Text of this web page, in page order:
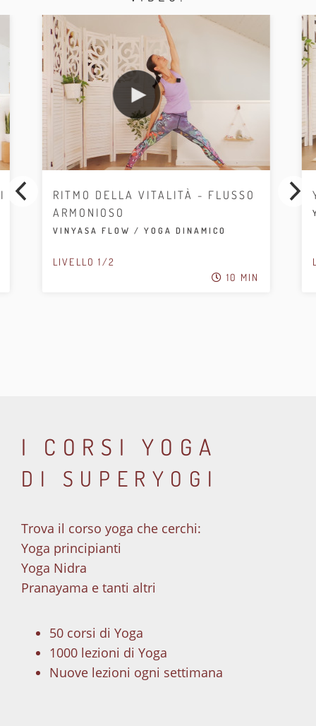
RITMO DELLA VITALITÀ - FLUSSO
ARMONIOSO
VINYASA FLOW / YOGA DINAMICO
LIVELLO 1/2
10 MIN
I CORSI YOGA
DI SUPERYOGI
Trova il corso yoga che cerchi:
Yoga principianti
Yoga Nidra
Pranayama e tanti altri
50 corsi di Yoga
1000 lezioni di Yoga
Nuove lezioni ogni settimana